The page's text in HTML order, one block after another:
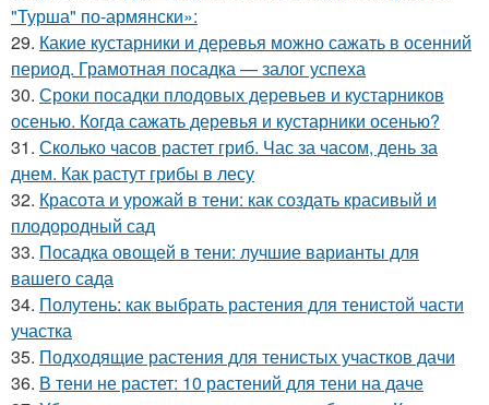
"Турша" по-армянски»:
29. Какие кустарники и деревья можно сажать в осенний
период. Грамотная посадка — залог успеха
30. Сроки посадки плодовых деревьев и кустарников
осенью. Когда сажать деревья и кустарники осенью?
31. Сколько часов растет гриб. Час за часом, день за
днем. Как растут грибы в лесу
32. Красота и урожай в тени: как создать красивый и
плодородный сад
33. Посадка овощей в тени: лучшие варианты для
вашего сада
34. Полутень: как выбрать растения для тенистой части
участка
35. Подходящие растения для тенистых участков дачи
36. В тени не растет: 10 растений для тени на даче